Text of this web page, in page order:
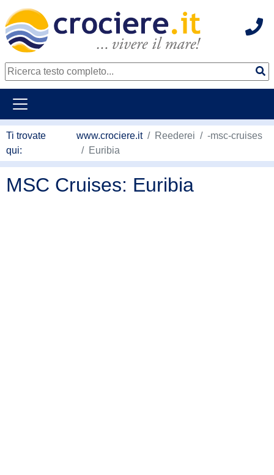
Ti trovate
qui:
www.crociere.it Reederei
-msc-cruises
Euribia
MSC Cruises: Euribia